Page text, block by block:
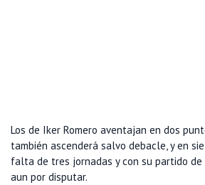
Los de Iker Romero aventajan en dos
también ascenderá salvo debacle, y en
falta de tres jornadas y con su partido
aun por disputar.